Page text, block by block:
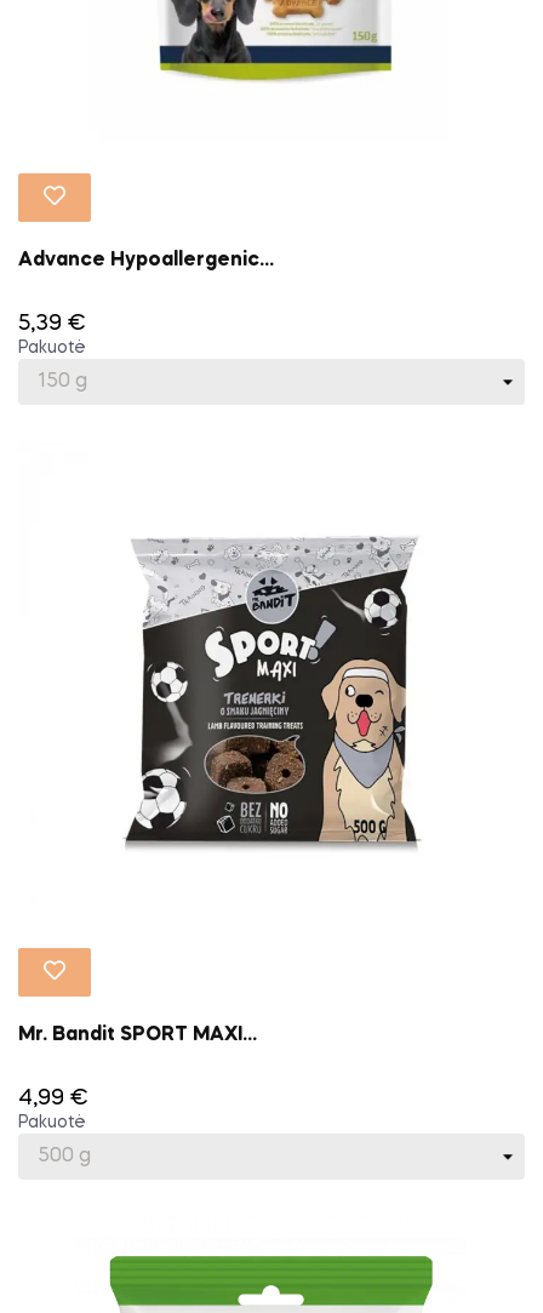
Advance Hypoallergenic...
5,39 €
Pakuotė
Mr. Bandit SPORT MAXI...
4,99 €
Pakuotė